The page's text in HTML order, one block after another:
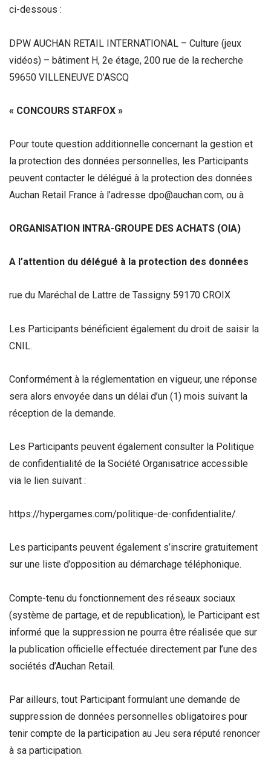
ci-dessous :
DPW AUCHAN RETAIL INTERNATIONAL – Culture (jeux
vidéos) – bâtiment H, 2e étage, 200 rue de la recherche
59650 VILLENEUVE D’ASCQ
« CONCOURS STARFOX »
Pour toute question additionnelle concernant la gestion et
la protection des données personnelles, les Participants
peuvent contacter le délégué à la protection des données
Auchan Retail France à l’adresse dpo@auchan.com, ou à
ORGANISATION INTRA-GROUPE DES ACHATS (OIA)
A l’attention du délégué à la protection des données
rue du Maréchal de Lattre de Tassigny 59170 CROIX
Les Participants bénéficient également du droit de saisir la
CNIL.
Conformément à la réglementation en vigueur, une réponse
sera alors envoyée dans un délai d’un (1) mois suivant la
réception de la demande.
Les Participants peuvent également consulter la Politique
de confidentialité de la Société Organisatrice accessible
via le lien suivant :
https://hypergames.com/politique-de-confidentialite/.
Les participants peuvent également s’inscrire gratuitement
sur une liste d’opposition au démarchage téléphonique.
Compte-tenu du fonctionnement des réseaux sociaux
(système de partage, et de republication), le Participant est
informé que la suppression ne pourra être réalisée que sur
la publication officielle effectuée directement par l’une des
sociétés d’Auchan Retail.
Par ailleurs, tout Participant formulant une demande de
suppression de données personnelles obligatoires pour
tenir compte de la participation au Jeu sera réputé renoncer
à sa participation.